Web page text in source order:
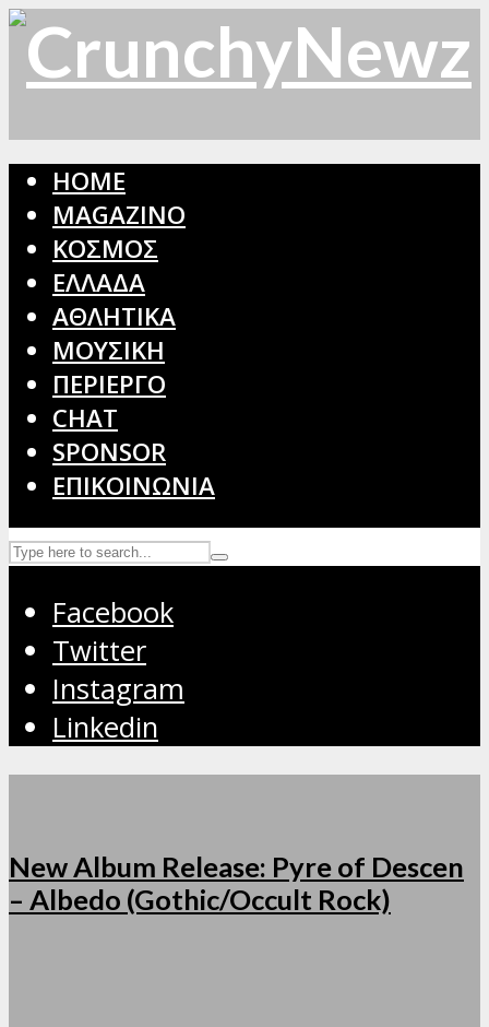
HOME
MAGAZINO
ΚΟΣΜΟΣ
ΕΛΛΑΔΑ
ΑΘΛΗΤΙΚΑ
ΜΟΥΣΙΚΗ
ΠΕΡΙΕΡΓΟ
CHAT
SPONSOR
ΕΠΙΚΟΙΝΩΝΙΑ
Facebook
Twitter
Instagram
Linkedin
New Album Release: Pyre of Descen
– Albedo (Gothic/Occult Rock)